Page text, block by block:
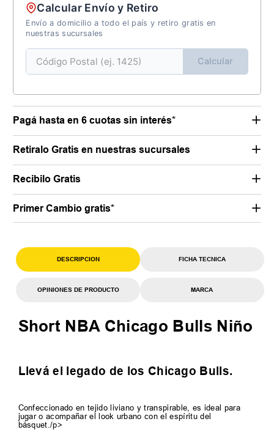
Calcular Envío y Retiro
Envío a domicilio a todo el país y retiro gratis en
nuestras sucursales
Calcular
Pagá hasta en 6 cuotas sin interés*
Retiralo Gratis en nuestras sucursales
Recibilo Gratis
Primer Cambio gratis*
DESCRIPCION FICHA TECNICA
OPINIONES DE PRODUCTO MARCA
Short NBA Chicago Bulls Niño
Llevá el legado de los Chicago Bulls.
Confeccionado en tejido liviano y transpirable, es ideal para
jugar o acompañar el look urbano con el espíritu del
básquet./p>